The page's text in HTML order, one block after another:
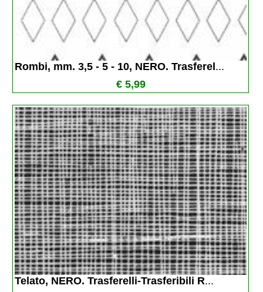
Rombi, mm. 3,5 - 5 - 10, NERO. Trasferel ...
€ 5,99
Telato, NERO. Trasferelli-Trasferibili R...